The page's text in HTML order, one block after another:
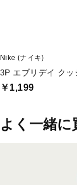
Nike (ナイキ)
3P エブリデイ ク
￥1,199
よく一緒